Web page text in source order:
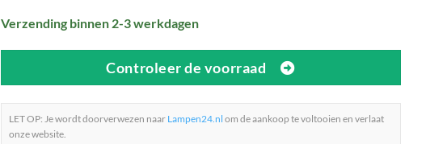
Verzending binnen 2-3 werkdagen
Controleer de voorraad
LET OP: Je wordt doorverwezen naar Lampen24.nl om de aankoop te voltooien en verlaat
onze website.